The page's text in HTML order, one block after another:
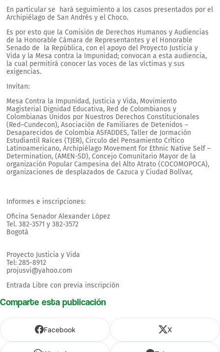
En particular se hará seguimiento a los casos presentados por el
Archipiélago de San Andrés y el Choco.
Es por esto que la Comisión de Derechos Humanos y Audiencias
de la Honorable Cámara de Representantes y el Honorable
Senado de la República, con el apoyo del Proyecto Justicia y
Vida y la Mesa contra la Impunidad; convocan a esta audiencia,
la cual permitirá conocer las voces de las víctimas y sus
exigencias.
Invitan:
Mesa Contra la Impunidad, Justicia y Vida, Movimiento
Magisterial Dignidad Educativa, Red de Colombianos y
Colombianas Unidos por Nuestros Derechos Constitucionales
(Red–Cundecon), Asociación de Familiares de Detenidos –
Desaparecidos de Colombia ASFADDES, Taller de Jormación
Estudiantil Raíces (TJER), Circulo del Pensamiento Crítico
Latinoamericano, Archipiélago Movement for Ethnic Native Self –
Determination, (AMEN-SD), Concejo Comunitario Mayor de la
organización Popular Campesina del Alto Atrato (COCOMOPOCA),
organizaciones de desplazados de Cazuca y Ciudad Bolívar,
Informes e inscripciones:
Oficina Senador Alexander López
Tel. 382-3571 y 382-3572
Bogotá
Proyecto Justicia y Vida
Tel: 285-8912
projusvi@yahoo.com
Entrada Libre con previa inscripción
Comparte esta publicación
Facebook X